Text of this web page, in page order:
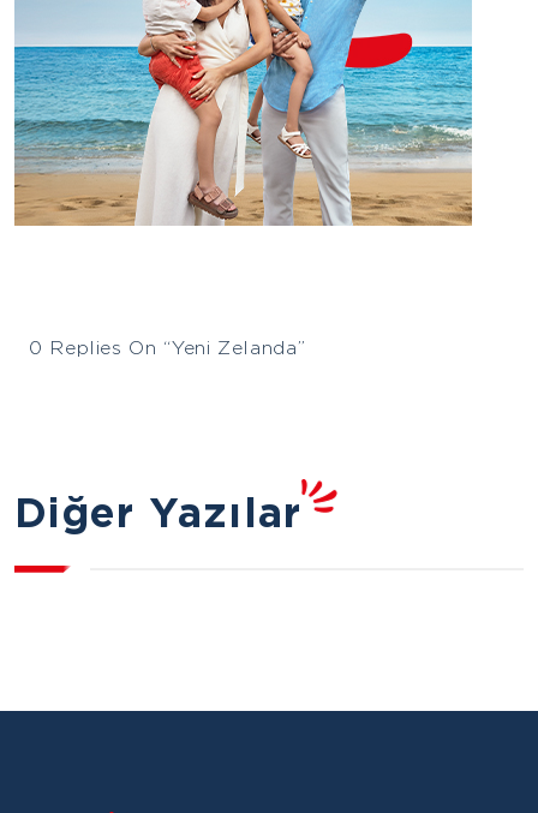
0 Replies On “Yeni Zelanda”
Diğer Yazılar